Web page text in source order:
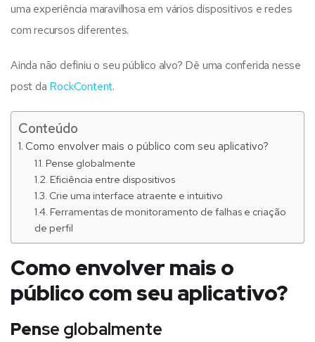
uma experiência maravilhosa em vários dispositivos e redes
com recursos diferentes.
Ainda não definiu o seu público alvo? Dê uma conferida nesse
post da RockContent.
Conteúdo
Como envolver mais o público com seu aplicativo?
Pense globalmente
Eficiência entre dispositivos
Crie uma interface atraente e intuitivo
Ferramentas de monitoramento de falhas e criação
de perfil
Como envolver mais o
público com seu aplicativo?
Pense globalmente